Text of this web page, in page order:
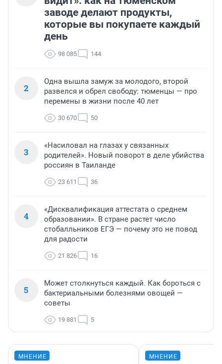
заводе делают продукты,
которые вы покупаете каждый
день
98 085 144
2
Одна вышла замуж за молодого, второй
развелся и обрел свободу: тюменцы — про
перемены в жизни после 40 лет
30 670 50
3
«Насиловал на глазах у связанных
родителей». Новый поворот в деле убийства
россиян в Таиланде
23 611 36
4
«Дисквалификация аттестата о среднем
образовании». В стране растет число
стобалльников ЕГЭ — почему это не повод
для радости
21 826 16
5
Может столкнуться каждый. Как бороться с
бактериальными болезнями овощей —
советы
19 881 5
МНЕНИЕ МНЕНИЕ